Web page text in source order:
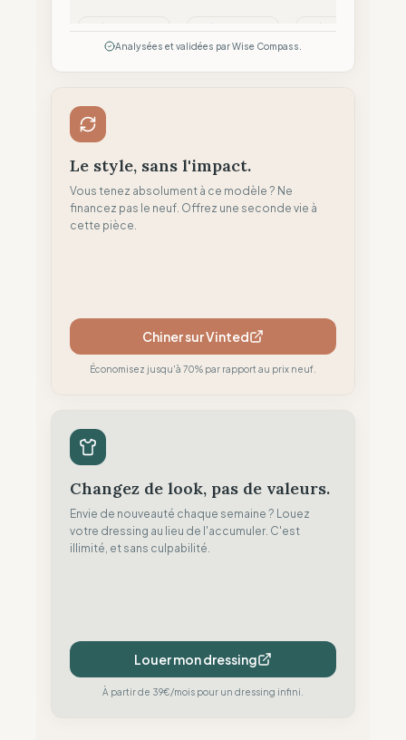
Analysées et validées par Wise Compass.
Le style, sans l'impact.
Vous tenez absolument à ce modèle ? Ne
financez pas le neuf. Offrez une seconde vie à
cette pièce.
Chiner sur Vinted
Économisez jusqu'à 70% par rapport au prix neuf.
Changez de look, pas de valeurs.
Envie de nouveauté chaque semaine ? Louez
votre dressing au lieu de l'accumuler. C'est
illimité, et sans culpabilité.
Louer mon dressing
À partir de 39€/mois pour un dressing infini.